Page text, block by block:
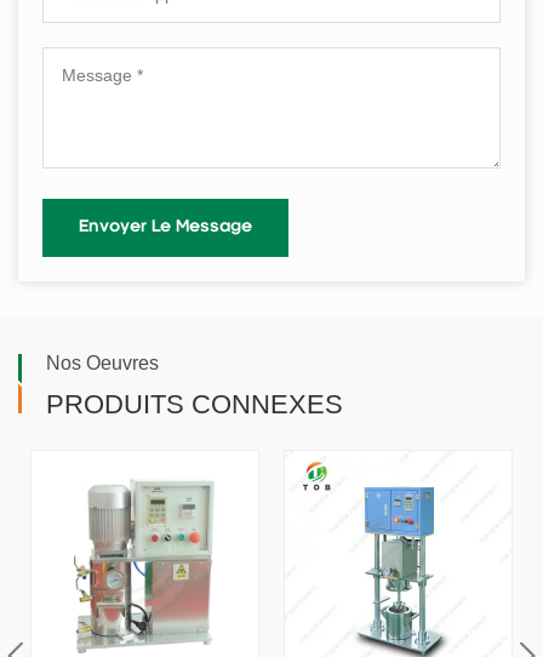
Nos Oeuvres
PRODUITS CONNEXES